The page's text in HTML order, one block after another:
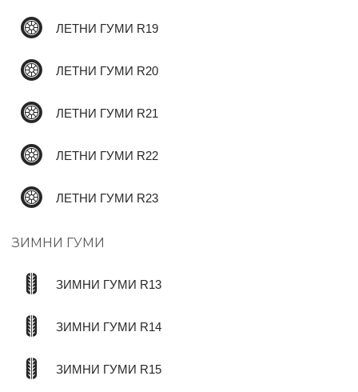
ЛЕТНИ ГУМИ R19
ЛЕТНИ ГУМИ R20
ЛЕТНИ ГУМИ R21
ЛЕТНИ ГУМИ R22
ЛЕТНИ ГУМИ R23
ЗИМНИ ГУМИ
ЗИМНИ ГУМИ R13
ЗИМНИ ГУМИ R14
ЗИМНИ ГУМИ R15